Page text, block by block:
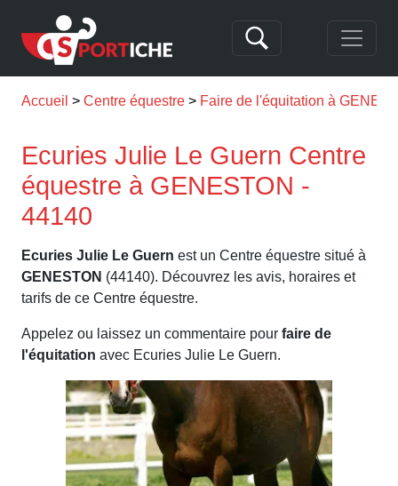
Accueil Centre équestre Faire de l'équitation à
Ecuries Julie Le Guern Centre
équestre à GENESTON -
44140
Ecuries Julie Le Guern est un Centre équestre situé à
GENESTON (44140). Découvrez les avis, horaires et
tarifs de ce Centre équestre.
Appelez ou laissez un commentaire pour faire de
l'équitation avec Ecuries Julie Le Guern.